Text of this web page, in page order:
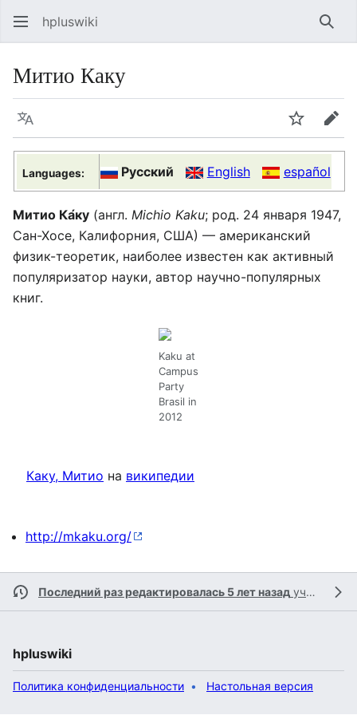
hpluswiki
Митио Каку
Язык Следить
Languages: Русский English español
Митио Ка́ку (англ. Michio Kaku; род. 24 января 1947,
Сан-Хосе, Калифорния, США) — американский
физик-теоретик, наиболее известен как активный
популяризатор науки, автор научно-популярных
книг.
Kaku at
Campus
Party
Brasil in
2012
Каку, Митио на википедии
http://mkaku.org/
Последний раз редактировалась 5 лет назад участником
hpluswiki
Политика конфиденциальности Настольная версия